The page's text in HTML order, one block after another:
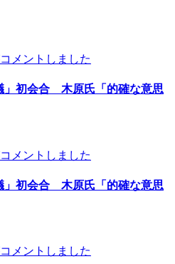
メントしました
」初会合 木原氏「的確な意思
メントしました
」初会合 木原氏「的確な意思
メントしました